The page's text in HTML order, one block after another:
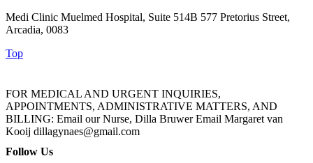
Medi Clinic Muelmed Hospital, Suite 514B 577 Pretorius Street,
Arcadia, 0083
Top
FOR MEDICAL AND URGENT INQUIRIES,
APPOINTMENTS, ADMINISTRATIVE MATTERS, AND
BILLING: Email our Nurse, Dilla Bruwer Email Margaret van
Kooij dillagynaes@gmail.com
Follow Us